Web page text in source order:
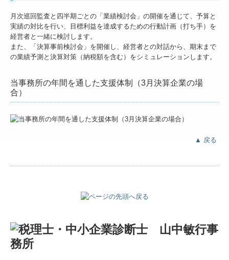
月次巡回監査と四半期ごとの「業績検討会」の開催を通じて、予算と
実績の対比を行い、目標利益を達成するための行動計画（打ち手）を
経営者と一緒に検討します。
また、「決算事前検討会」を開催し、経営者との対話から、期末まで
の業績予測と決算対策（納税額を含む）をシミュレーションします。
当事務所の年間を通した支援体制（3月決算企業の場
合）
▲ 戻る